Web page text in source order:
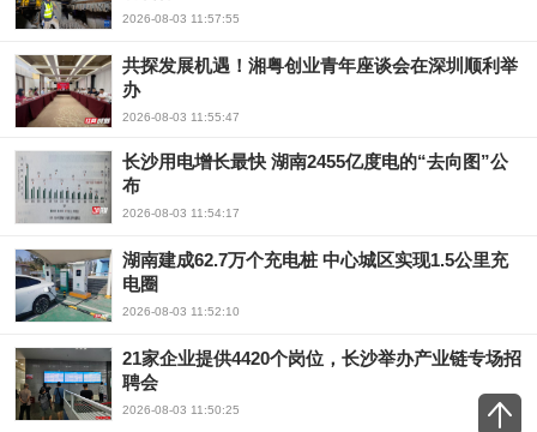
2026-08-03 11:57:55
共探发展机遇！湘粤创业青年座谈会在深圳顺利举
办
2026-08-03 11:55:47
长沙用电增长最快 湖南2455亿度电的“去向图”公
布
2026-08-03 11:54:17
湖南建成62.7万个充电桩 中心城区实现1.5公里充
电圈
2026-08-03 11:52:10
21家企业提供4420个岗位，长沙举办产业链专场招
聘会
2026-08-03 11:50:25